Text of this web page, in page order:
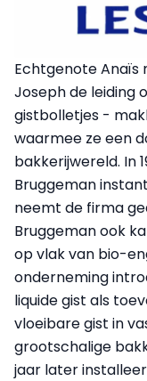
Echtgenote Anaïs
Joseph de leiding
gistbolletjes -
waarmee ze een
bakkerijwereld. In
Bruggeman
neemt de firma
Bruggeman ook
op vlak van bio-
onderneming
liquide gist als
vloeibare gist in
grootschalige
jaar later